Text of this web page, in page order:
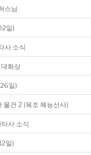
스님
일)
사 소식
화상
일)
건 2 (육조 혜능선사)
사 소식
일)